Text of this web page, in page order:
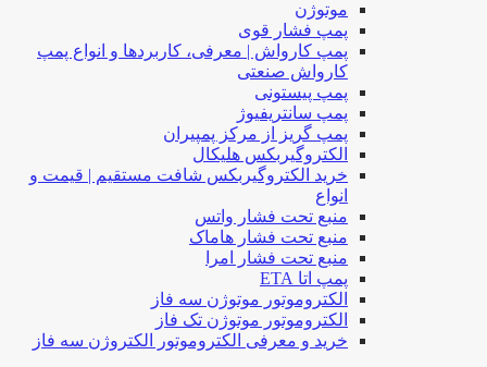
موتوژن
پمپ فشار قوی
پمپ کارواش | معرفی، کاربردها و انواع پمپ
کارواش صنعتی
پمپ پیستونی
پمپ سانتریفیوژ
پمپ گریز از مرکز پمپیران
الکتروگیربکس هلیکال
خرید الکتروگیربکس شافت مستقیم | قیمت و
انواع
منبع تحت فشار واتس
منبع تحت فشار هاماک
منبع تحت فشار امرا
پمپ اتا ETA
الکتروموتور موتوژن سه فاز
الکتروموتور موتوژن تک فاز
خرید و معرفی الکتروموتور الکتروژن سه فاز